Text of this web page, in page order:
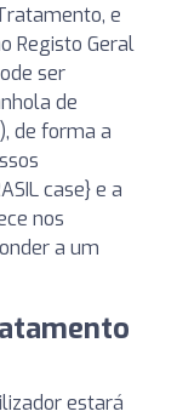
e
Registo Geral
ser
de
de forma a
case} e a
nos
a um
estará